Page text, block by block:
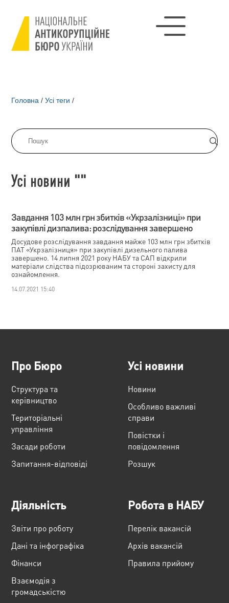
Головна / Усі теги /
Усі новини ""
Завдання 103 млн грн збитків «Укрзалізниці» при
закупівлі дизпалива: розслідування завершено
Досудове розслідування завдання майже 103 млн грн збитків
ПАТ «Укрзалізниця» при закупівлі дизельного палива
завершено. 14 липня 2021 року НАБУ та САП відкрили
матеріали слідства підозрюваним та стороні захисту для
ознайомлення.
14.07.2021 15:40
Про Бюро
Структура та
керівництво
Територіальні
управління
Засади роботи
Запитання-відповіді
Усі новини
Новини
Особливо важливі
справи
Повістки і
повідомлення
Розшук
Діяльність
Звіти про роботу
Дані та інфографіка
Фінанси
Взаємодія з
громадськістю
Робота в НАБУ
Перелік вакансій
Архів вакансій
Правила прийому